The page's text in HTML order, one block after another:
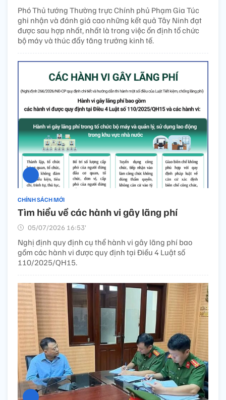
Phó Thủ tướng Thường trực Chính phủ Phạm Gia Túc
ghi nhận và đánh giá cao những kết quả Tây Ninh đạt
được sau hợp nhất, nhất là trong việc ổn định tổ chức
bộ máy và thúc đẩy tăng trưởng kinh tế.
CHÍNH SÁCH MỚI
Tìm hiểu về các hành vi gây lãng phí
05/07/2026 16:53’
Nghị định quy định cụ thể hành vi gây lãng phí bao
gồm các hành vi được quy định tại Điều 4 Luật số
110/2025/QH15.